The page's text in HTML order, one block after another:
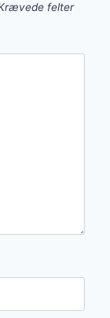
felter